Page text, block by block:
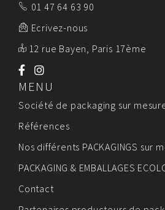
01 47 64 63 90
Ecrivez-nous
12 rue Bayen, Paris 17ème
MENU
Société de packaging sur
Références
Nos différents PACKAGINGS sur
PACKAGING & EMBALLAGES
Contact